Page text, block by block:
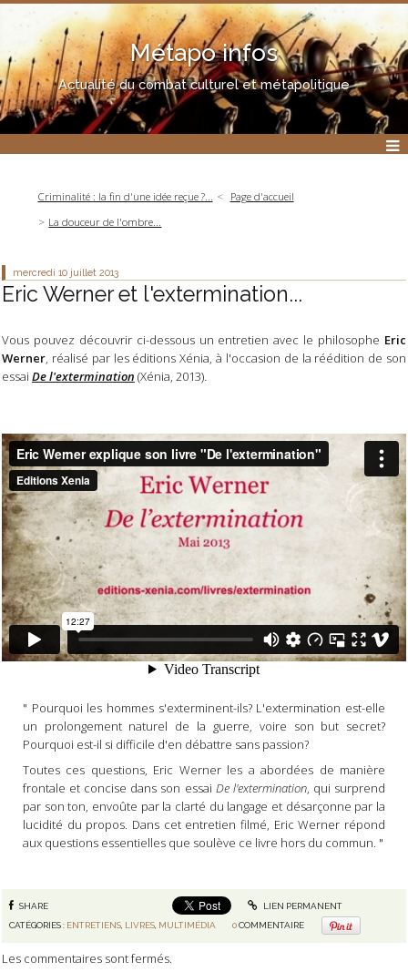
Métapo infos
Actualité du combat culturel et métapolitique
Criminalité : la fin d'une idée reçue ?...
Page d'accueil
La douceur de l'ombre...
mercredi 10 juillet 2013
Eric Werner et l'extermination...
Vous pouvez découvrir ci-dessous un entretien avec le philosophe Eric
Werner, réalisé par les éditions Xénia, à l'occasion de la réédition de son
essai De l'extermination (Xénia, 2013)
" Pourquoi les hommes s'exterminent-ils? L'extermination est-elle
un prolongement naturel de la guerre, voire son but secret?
Pourquoi est-il si difficile d'en débattre sans passion?
Toutes ces questions, Eric Werner les a abordées de manière
frontale et concise dans son essai De l'extermination, qui surprend
par son ton, envoûte par la clarté du langage et désarçonne par la
lucidité du propos. Dans cet entretien filmé, Eric Werner répond
aux questions essentielles que soulève ce livre hors du commun. "
SHARE
LIEN PERMANENT
CATÉGORIES : ENTRETIENS, LIVRES, MULTIMÉDIA 0 COMMENTAIRE
Les commentaires sont fermés.